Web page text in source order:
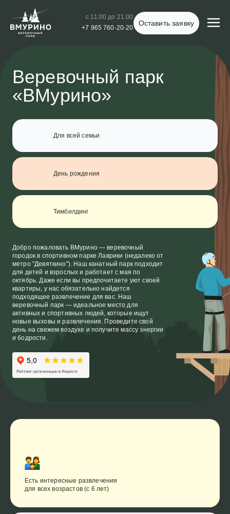
с 11:00 до 21:00
+7 965 760-20-20
Оставить заявку
Веревочный парк
«ВМурино»
Для всей семьи
День рождения
Тимбилдинг
Добро пожаловать ВМурино — веревочный
городок в спортивном парке Лаврики (недалеко от
метро "Девяткино"). Наш канатный парк подходит
для детей и взрослых и работает с мая по
октябрь. Даже если вы предпочитаете уют своей
квартиры, у нас обязательно найдется
подходящее развлечение для вас. Наш
веревочный парк — идеальное место для
активных и спортивных людей, которые ищут
новые вызовы и развлечения. Проведите свой
день на свежем воздухе и получите массу энергии
и бодрости.
Есть интересные развлечения
для всех возрастов (с 6 лет)